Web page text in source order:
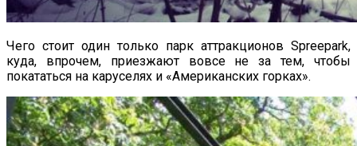
Чего стоит один только парк аттракционов Spreepark,
куда, впрочем, приезжают вовсе не за тем, чтобы
покататься на каруселях и «Американских горках».